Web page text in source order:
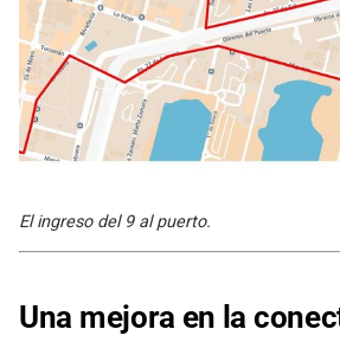
El ingreso del 9 al puerto.
Una mejora en la